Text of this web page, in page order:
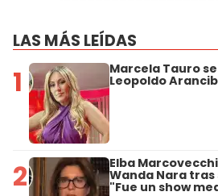
LAS MÁS LEÍDAS
1 Marcela Tauro
Leopoldo
2 Elba
Wanda Nara
"Fue un show